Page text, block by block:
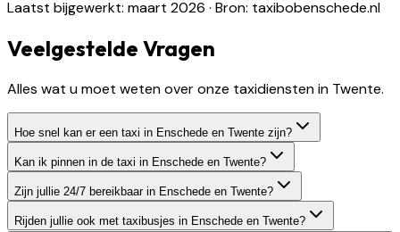
Laatst bijgewerkt: maart 2026 · Bron: taxibobenschede.nl
Veelgestelde Vragen
Alles wat u moet weten over onze taxidiensten in Twente.
Hoe snel kan er een taxi in Enschede en Twente zijn?
Kan ik pinnen in de taxi in Enschede en Twente?
Zijn jullie 24/7 bereikbaar in Enschede en Twente?
Rijden jullie ook met taxibusjes in Enschede en Twente?